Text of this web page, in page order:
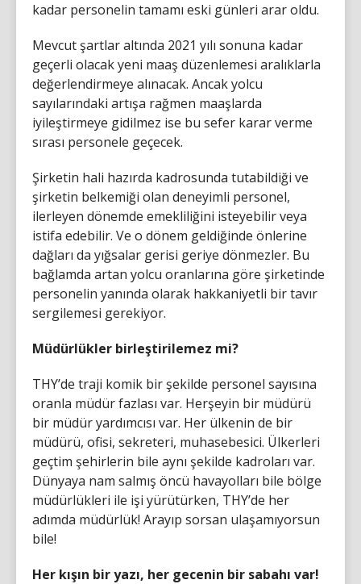
kadar personelin tamamı eski günleri arar oldu.
Mevcut şartlar altında 2021 yılı sonuna kadar
geçerli olacak yeni maaş düzenlemesi aralıklarla
değerlendirmeye alınacak. Ancak yolcu
sayılarındaki artışa rağmen maaşlarda
iyileştirmeye gidilmez ise bu sefer karar verme
sırası personele geçecek.
Şirketin hali hazırda kadrosunda tutabildiği ve
şirketin belkemiği olan deneyimli personel,
ilerleyen dönemde emekliliğini isteyebilir veya
istifa edebilir. Ve o dönem geldiğinde önlerine
dağları da yığsalar gerisi geriye dönmezler. Bu
bağlamda artan yolcu oranlarına göre şirketinde
personelin yanında olarak hakkaniyetli bir tavır
sergilemesi gerekiyor.
Müdürlükler birleştirilemez mi?
THY’de traji komik bir şekilde personel sayısına
oranla müdür fazlası var. Herşeyin bir müdürü
bir müdür yardımcısı var. Her ülkenin de bir
müdürü, ofisi, sekreteri, muhasebesici. Ülkerleri
geçtim şehirlerin bile aynı şekilde kadroları var.
Dünyaya nam salmış öncü havayolları bile bölge
müdürlükleri ile işi yürütürken, THY’de her
adımda müdürlük! Arayıp sorsan ulaşamıyorsun
bile!
Her kışın bir yazı, her gecenin bir sabahı var!